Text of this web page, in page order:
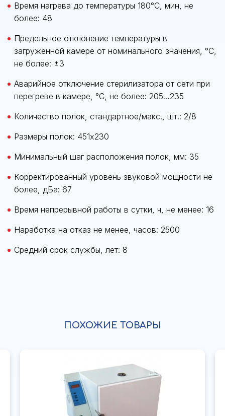
Время нагрева до температуры 180°С, мин, не
более: 48
Предельное отклонение температуры в
загруженной камере от номинального значения, °С,
не более: ±3
Аварийное отключение стерилизатора от сети при
перегреве в камере, °С, не более: 205…235
Количество полок, стандартное/макс., шт.: 2/8
Размеры полок: 451х230
Минимальный шаг расположения полок, мм: 35
Корректированный уровень звуковой мощности не
более, дБа: 67
Время непрерывной работы в сутки, ч, не менее: 16
Наработка на отказ не менее, часов: 2500
Средний срок службы, лет: 8
ПОХОЖИЕ ТОВАРЫ